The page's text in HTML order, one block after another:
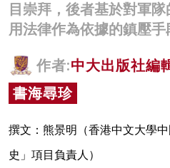
科技
名家榜
灼見活動
關於我們
目崇拜，後者基於對軍
用法律作為依據的鎮壓手
作者:中大出版社編
書海尋珍
撰文：熊景明（香港中文大學
史」項目負責人）